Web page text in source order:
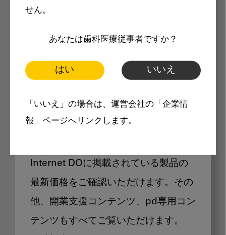
せん。
あなたは歯科医療従事者ですか？
はい いいえ
「いいえ」の場合は、運営会社の「企業情
報」ページへリンクします。
製品価格も閲覧可能
Internet DOに掲載されている製品の
最新価格をご確認いただけます。その
他、開業支援コンテンツ、pd専用コン
テンツもすべてご覧いただけます。